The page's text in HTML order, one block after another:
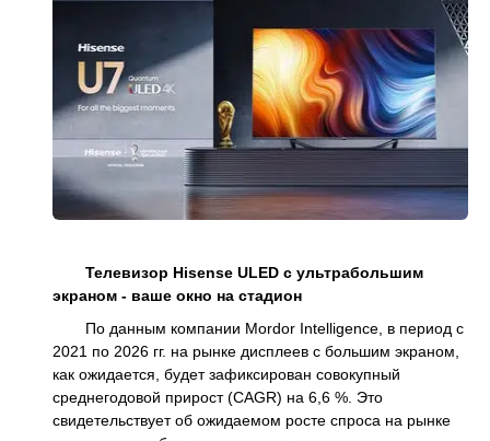
Телевизор Hisense ULED с ультрабольшим
экраном - ваше окно на стадион
По данным компании Mordor Intelligence, в период с
2021 по 2026 гг. на рынке дисплеев с большим экраном,
как ожидается, будет зафиксирован совокупный
среднегодовой прирост (CAGR) на 6,6 %. Это
свидетельствует об ожидаемом росте спроса на рынке